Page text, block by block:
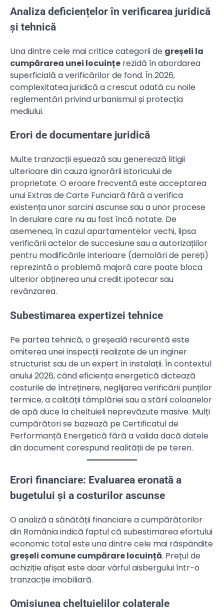
Analiza deficiențelor în verificarea juridică
și tehnică
Una dintre cele mai critice categorii de greșeli la
cumpărarea unei locuințe rezidă în abordarea
superficială a verificărilor de fond. În 2026,
complexitatea juridică a crescut odată cu noile
reglementări privind urbanismul și protecția
mediului.
Erori de documentare juridică
Multe tranzacții eșuează sau generează litigii
ulterioare din cauza ignorării istoricului de
proprietate. O eroare frecventă este acceptarea
unui Extras de Carte Funciară fără a verifica
existența unor sarcini ascunse sau a unor procese
în derulare care nu au fost încă notate. De
asemenea, în cazul apartamentelor vechi, lipsa
verificării actelor de succesiune sau a autorizațiilor
pentru modificările interioare (demolări de pereți)
reprezintă o problemă majoră care poate bloca
ulterior obținerea unui credit ipotecar sau
revânzarea.
Subestimarea expertizei tehnice
Pe partea tehnică, o greșeală recurentă este
omiterea unei inspecții realizate de un inginer
structurist sau de un expert în instalații. În contextul
anului 2026, când eficiența energetică dictează
costurile de întreținere, neglijarea verificării punților
termice, a calității tâmplăriei sau a stării coloanelor
de apă duce la cheltuieli neprevăzute masive. Mulți
cumpărători se bazează pe Certificatul de
Performanță Energetică fără a valida dacă datele
din document corespund realității de pe teren.
Erori financiare: Evaluarea eronată a
bugetului și a costurilor ascunse
O analiză a sănătății financiare a cumpărătorilor
din România indică faptul că subestimarea efortului
economic total este una dintre cele mai răspândite
greșeli comune cumpărare locuință. Prețul de
achiziție afișat este doar vârful aisbergului într-o
tranzacție imobiliară.
Omisiunea cheltuielilor colaterale